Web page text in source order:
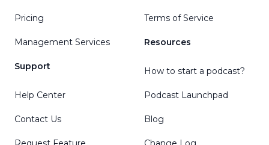
Pricing
Management Services
Support
Help Center
Contact Us
Terms of Service
Resources
How to start a podcast?
Podcast Launchpad
Blog